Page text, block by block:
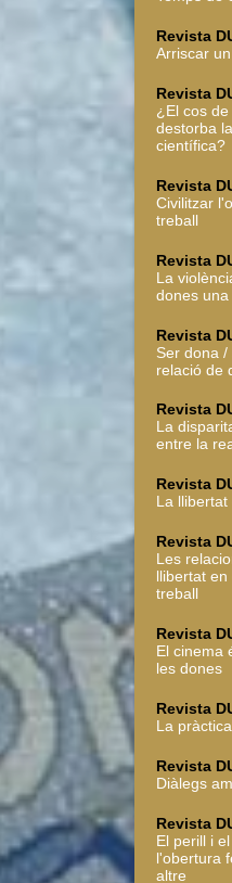
Revista
Arriscar
Revista
¿El cos
destorba
científica?
Revista
Civilitzar
treball
Revista
La
dones
Revista
Ser dona
relació de
Revista
La
entre la
Revista
La
Revista
Les
llibertat
treball
Revista
El cinema
les dones
Revista
La
Revista
Diàlegs
Revista
El perill i
l'obertura
altre